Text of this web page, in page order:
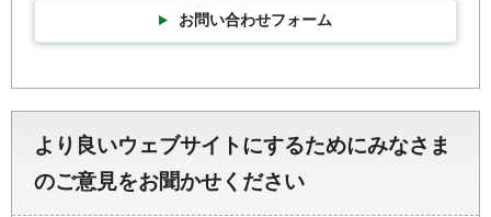
お問い合わせフォーム
より良いウェブサイトにするためにみなさま
のご意見をお聞かせください